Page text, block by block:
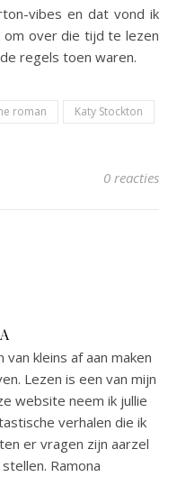
vibes en dat vond ik
om over die tijd te lezen
regels toen waren.
roman
Katy Stockton
0 reacties
van kleins af aan maken
Lezen is een van mijn
website neem ik jullie
verhalen die ik
er vragen zijn aarzel
Ramona